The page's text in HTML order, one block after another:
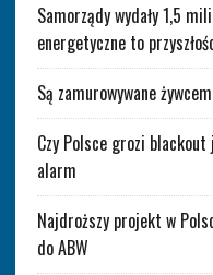
Samorządy wydały 1,5
energetyczne to
Są zamurowywane
Czy Polsce grozi
alarm
Najdroższy projekt w
do ABW